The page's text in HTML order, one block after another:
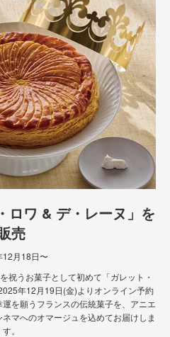
ロワ & デ・レーヌ」を
売
12月18日〜
祝うお菓子として初めて「ガレット・
年12月19日(金)よりオンライン予約
を願うフランスの伝統菓子を、アニエ
マへのオマージュを込めてお届けしま
す。